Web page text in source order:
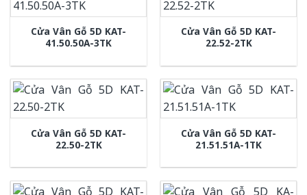
Cửa Vân Gỗ 5D KAT-
41.50.50A-3TK
Cửa Vân Gỗ 5D KAT-
22.52-2TK
Cửa Vân Gỗ 5D KAT-
22.50-2TK
Cửa Vân Gỗ 5D KAT-
21.51.51A-1TK